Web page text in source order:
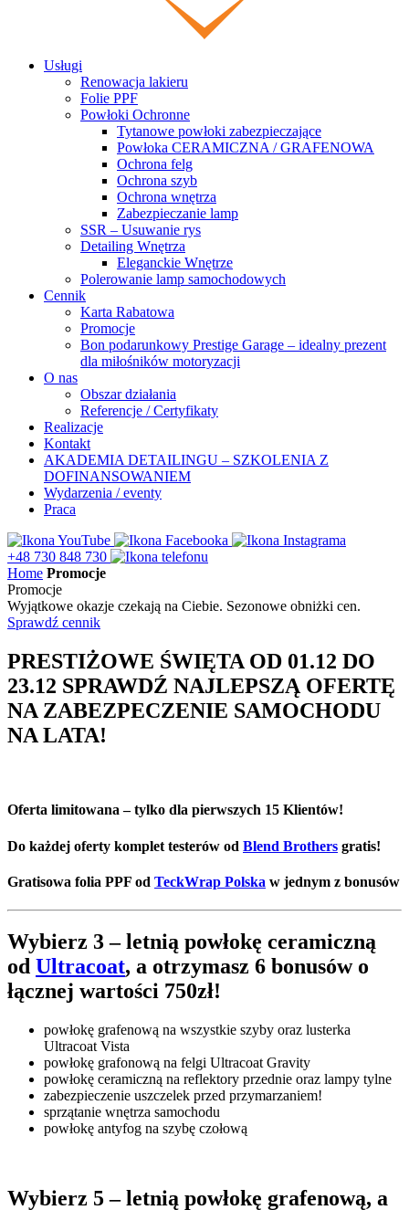
Usługi
Renowacja lakieru
Folie PPF
Powłoki Ochronne
Tytanowe powłoki zabezpieczające
Powłoka CERAMICZNA / GRAFENOWA
Ochrona felg
Ochrona szyb
Ochrona wnętrza
Zabezpieczanie lamp
SSR – Usuwanie rys
Detailing Wnętrza
Eleganckie Wnętrze
Polerowanie lamp samochodowych
Cennik
Karta Rabatowa
Promocje
Bon podarunkowy Prestige Garage – idealny prezent
dla miłośników motoryzacji
O nas
Obszar działania
Referencje / Certyfikaty
Realizacje
Kontakt
AKADEMIA DETAILINGU – SZKOLENIA Z
DOFINANSOWANIEM
Wydarzenia / eventy
Praca
+48 730 848 730
Home Promocje
Promocje
Wyjątkowe okazje czekają na Ciebie. Sezonowe obniżki cen.
Sprawdź cennik
PRESTIŻOWE ŚWIĘTA OD 01.12 DO
23.12 SPRAWDŹ NAJLEPSZĄ OFERTĘ
NA ZABEZPECZENIE SAMOCHODU
NA LATA!
Oferta limitowana – tylko dla pierwszych 15 Klientów!
Do każdej oferty komplet testerów od Blend Brothers gratis!
Gratisowa folia PPF od TeckWrap Polska w jednym z bonusów
Wybierz 3 – letnią powłokę ceramiczną
od Ultracoat, a otrzymasz 6 bonusów o
łącznej wartości 750zł!
powłokę grafenową na wszystkie szyby oraz lusterka
Ultracoat Vista
powłokę grafonową na felgi Ultracoat Gravity
powłokę ceramiczną na reflektory przednie oraz lampy tylne
zabezpieczenie uszczelek przed przymarzaniem!
sprzątanie wnętrza samochodu
powłokę antyfog na szybę czołową
Wybierz 5 – letnią powłokę grafenową, a